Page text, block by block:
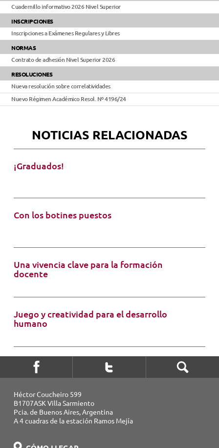
Cuadernillo informativo 2026 Nivel Superior
INSCRIPCIONES
Inscripciones a Exámenes Regulares y Libres
NORMAS
Contrato de adhesión Nivel Superior 2026
RESOLUCIONES
Nueva resolución sobre correlatividades
Nuevo Régimen Académico Resol. Nº 4196/24
NOTICIAS RELACIONADAS
¡Graduados!
Con los botines puestos
Una vivencia clave para la formación
docente
Juego y creatividad para el desarrollo
humano
Héctor Coucheiro 599
B1707ASK Villa Sarmiento
Pcia. de Buenos Aires, Argentina
A 4 cuadras de la estación Ramos Mejía